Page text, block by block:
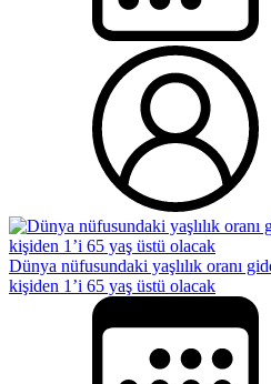
Dünya nüfusundaki yaşlılık oranı
kişiden 1’i 65 yaş üstü olacak